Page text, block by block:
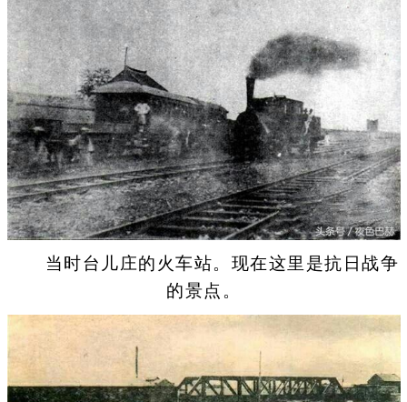
当时台儿庄的火车站。现在这里是抗日战争
的景点。